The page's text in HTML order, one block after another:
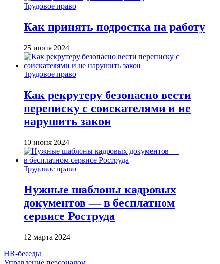
Трудовое право
Как принять подростка на работу
25 июня 2024
Трудовое право
Как рекрутеру безопасно вести
переписку с соискателями и не
нарушить закон
10 июня 2024
Трудовое право
Нужные шаблоны кадровых
документов — в бесплатном
сервисе Роструда
12 марта 2024
HR-беседы
Управление персоналом